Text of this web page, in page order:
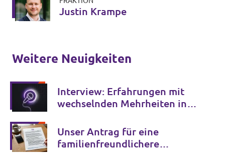
Justin Krampe
Weitere Neuigkeiten
Interview: Erfahrungen mit
wechselnden Mehrheiten in
Unser Antrag für eine
familienfreundlichere